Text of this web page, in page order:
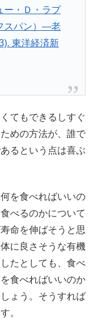
ー・Ｄ・ラプ
スパン）―老
東洋経済新
てもできるしすぐ
めの方法が、誰で
るという点は喜ぶ
を食べればいいの
べるのかについて
命を伸ばそうと思
に良さそうな有機
たとしても、食べ
食べればいいのか
ょう。そうすれば
。